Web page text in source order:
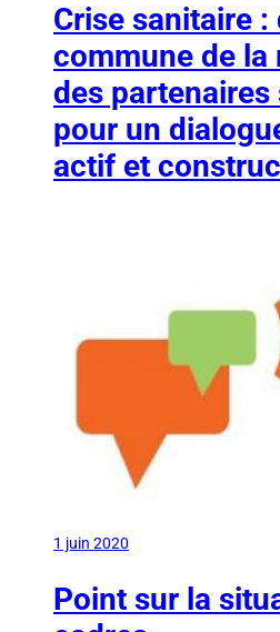
Crise sanitaire
commune de la
des partenaires
pour un
actif et
1 juin 2020
Point sur la